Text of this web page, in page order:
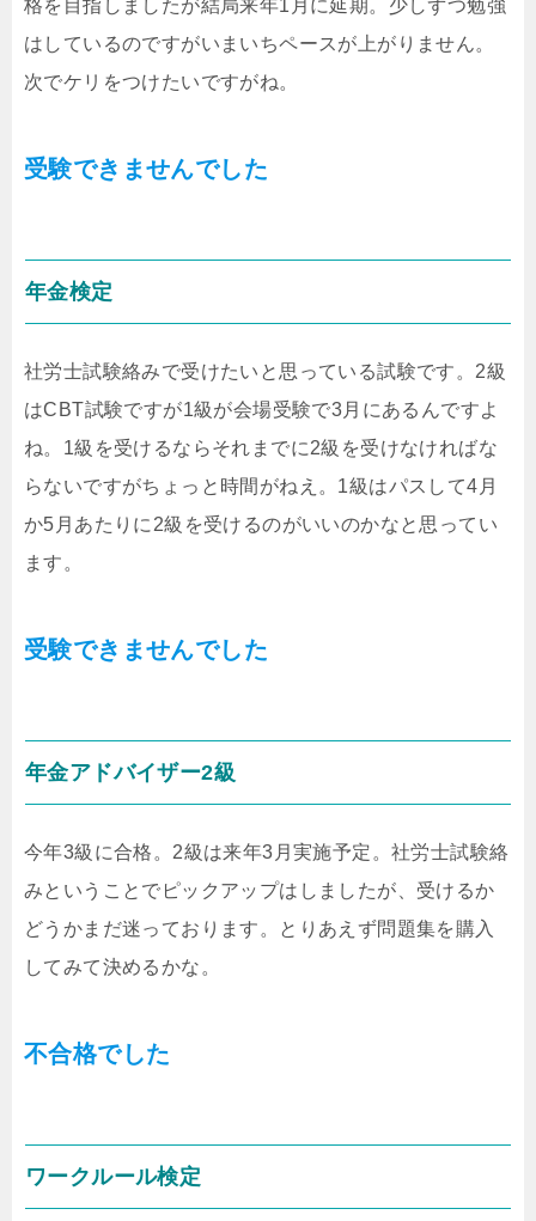
格を目指しましたが結局来年1月に延期。少しずつ勉強
はしているのですがいまいちペースが上がりません。
次でケリをつけたいですがね。
受験できませんでした
年金検定
社労士試験絡みで受けたいと思っている試験です。2級
はCBT試験ですが1級が会場受験で3月にあるんですよ
ね。1級を受けるならそれまでに2級を受けなければな
らないですがちょっと時間がねえ。1級はパスして4月
か5月あたりに2級を受けるのがいいのかなと思ってい
ます。
受験できませんでした
年金アドバイザー2級
今年3級に合格。2級は来年3月実施予定。社労士試験絡
みということでピックアップはしましたが、受けるか
どうかまだ迷っております。とりあえず問題集を購入
してみて決めるかな。
不合格でした
ワークルール検定